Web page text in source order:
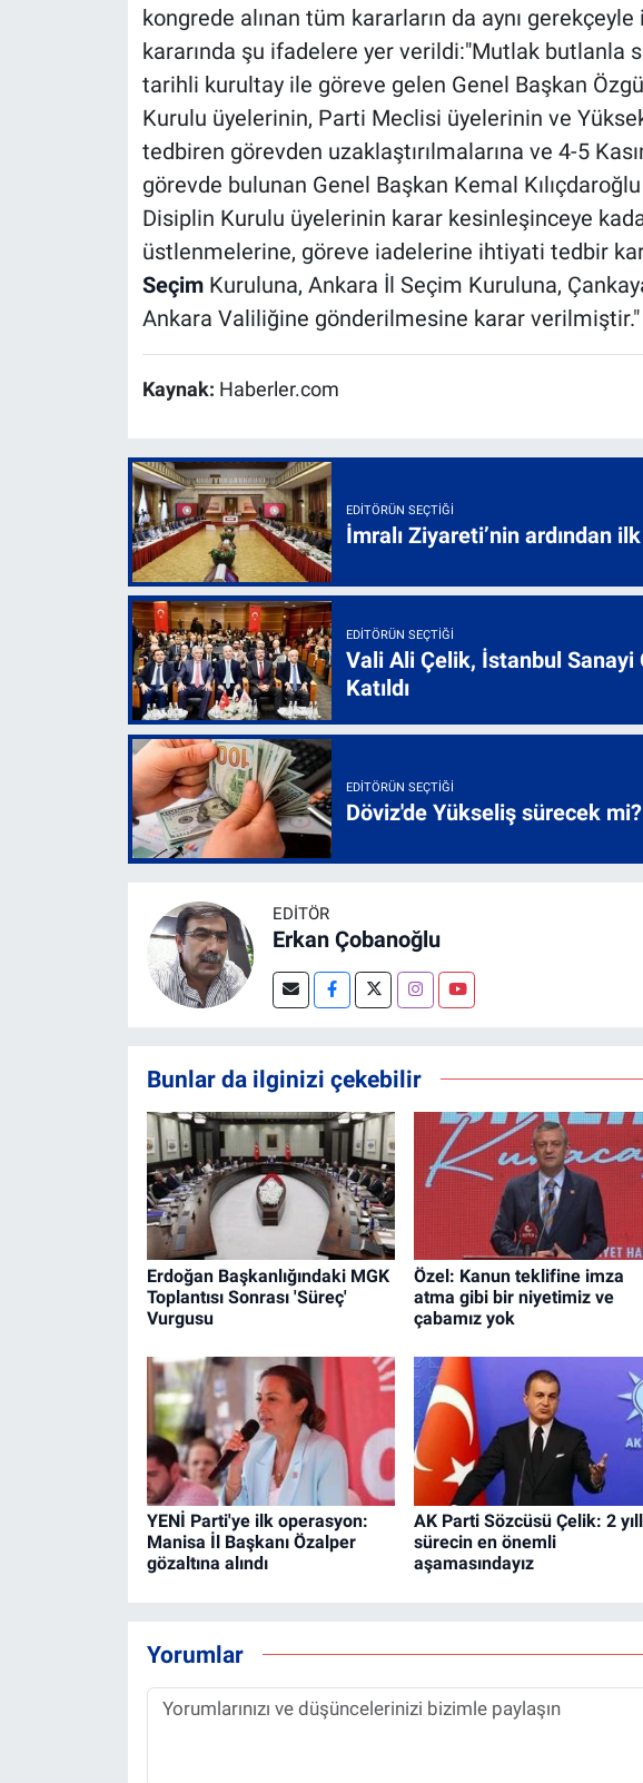
kongrede alınan tüm kararların da aynı
kararında şu ifadelere yer verildi:"Mutlak butlanla
tarihli kurultay ile göreve gelen Genel Başkan
Kurulu üyelerinin, Parti Meclisi üyelerinin ve
tedbiren görevden uzaklaştırılmalarına ve 4-5
görevde bulunan Genel Başkan Kemal
Disiplin Kurulu üyelerinin karar kesinleşinceye
üstlenmelerine, göreve iadelerine ihtiyati tedbir
SeçimKuruluna, Ankara İl Seçim Kuruluna,
Ankara Valiliğine gönderilmesine karar verilmiştir."
Kaynak: Haberler.com
EDITÖRÜN SEÇTIĞI
İmralı Ziyareti’nin ardından
EDITÖRÜN SEÇTIĞI
Vali Ali Çelik, İstanbul Sanayi
Katıldı
EDITÖRÜN SEÇTIĞI
Döviz'de Yükseliş sürecek mi?
EDITÖR
Erkan Çobanoğlu
Bunlar da ilginizi çekebilir
Erdoğan Başkanlığındaki MGK
Toplantısı Sonrası 'Süreç'
Vurgusu
Özel: Kanun teklifine imza
atma gibi bir niyetimiz ve
çabamız yok
YENİ Parti'ye ilk operasyon:
Manisa İl Başkanı Özalper
gözaltına alındı
AK Parti Sözcüsü Çelik: 2
sürecin en önemli
aşamasındayız
Yorumlar